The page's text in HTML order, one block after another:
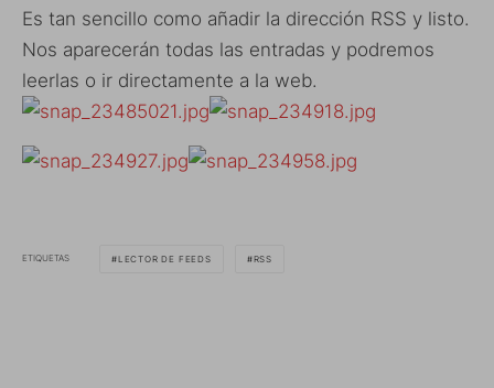
Es tan sencillo como añadir la dirección RSS y listo.
Nos aparecerán todas las entradas y podremos
leerlas o ir directamente a la web.
ETIQUETAS LECTOR DE FEEDS RSS